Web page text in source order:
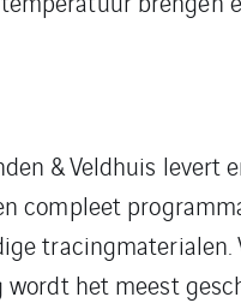
& Veldhuis levert
compleet
tracingmaterialen.
wordt het meest